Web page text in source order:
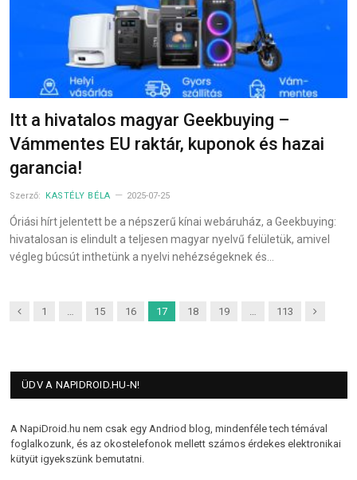
Itt a hivatalos magyar Geekbuying –
Vámmentes EU raktár, kuponok és hazai
garancia!
Szerző: KASTÉLY BÉLA 2025-07-25
Óriási hírt jelentett be a népszerű kínai webáruház, a Geekbuying:
hivatalosan is elindult a teljesen magyar nyelvű felületük, amivel
végleg búcsút inthetünk a nyelvi nehézségeknek és…
Previous
1 … 15 16 17 18 19 … 113 Next
ÜDV A NAPIDROID.HU-N!
A NapiDroid.hu nem csak egy Andriod blog, mindenféle tech témával
foglalkozunk, és az okostelefonok mellett számos érdekes elektronikai
kütyüt igyekszünk bemutatni.